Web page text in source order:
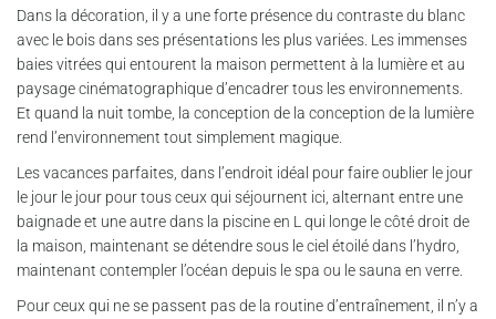
Dans la décoration, il y a une forte présence du contraste du blanc
avec le bois dans ses présentations les plus variées. Les immenses
baies vitrées qui entourent la maison permettent à la lumière et au
paysage cinématographique d’encadrer tous les environnements.
Et quand la nuit tombe, la conception de la conception de la lumière
rend l’environnement tout simplement magique.
Les vacances parfaites, dans l’endroit idéal pour faire oublier le jour
le jour le jour pour tous ceux qui séjournent ici, alternant entre une
baignade et une autre dans la piscine en L qui longe le côté droit de
la maison, maintenant se détendre sous le ciel étoilé dans l’hydro,
maintenant contempler l’océan depuis le spa ou le sauna en verre.
Pour ceux qui ne se passent pas de la routine d’entraînement, il n’y a